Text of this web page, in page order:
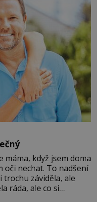
máma, když jsem doma
oči nechat. To nadšení
trochu záviděla, ale
ráda, ale co si